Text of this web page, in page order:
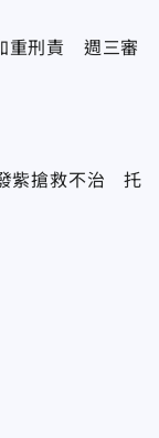
重刑責 週三審
紫搶救不治 托